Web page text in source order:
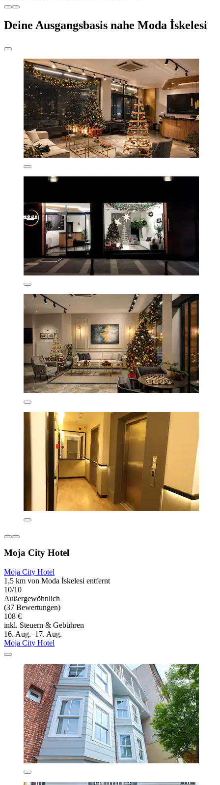
Deine Ausgangsbasis nahe Moda İskelesi
Moja City Hotel
Moja City Hotel
1,5 km von Moda İskelesi entfernt
10/10
Außergewöhnlich
(37 Bewertungen)
108 €
inkl. Steuern & Gebühren
16. Aug.–17. Aug.
Moja City Hotel